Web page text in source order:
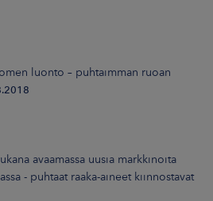
luonto – puhtaimman ruoan
avaamassa uusia markkinoita
- puhtaat raaka-aineet kiinnostavat